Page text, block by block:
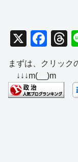
X
F
a
c
e
b
T
hr
e
a
d
まずは、クリック
↓↓↓m(__)m